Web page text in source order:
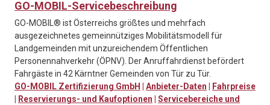
GO-MOBIL-Servicebeschreibung
GO-MOBIL® ist Österreichs größtes und mehrfach
ausgezeichnetes gemeinnütziges Mobilitätsmodell für
Landgemeinden mit unzureichendem Öffentlichen
Personennahverkehr (ÖPNV). Der Anruffahrdienst befördert
Fahrgäste in 42 Kärntner Gemeinden von Tür zu Tür.
GO-MOBIL Zertifizierung GmbH
Anbieter-Daten
Fahrpreise
Reservierungs- und Kaufoptionen
Servicebereiche und